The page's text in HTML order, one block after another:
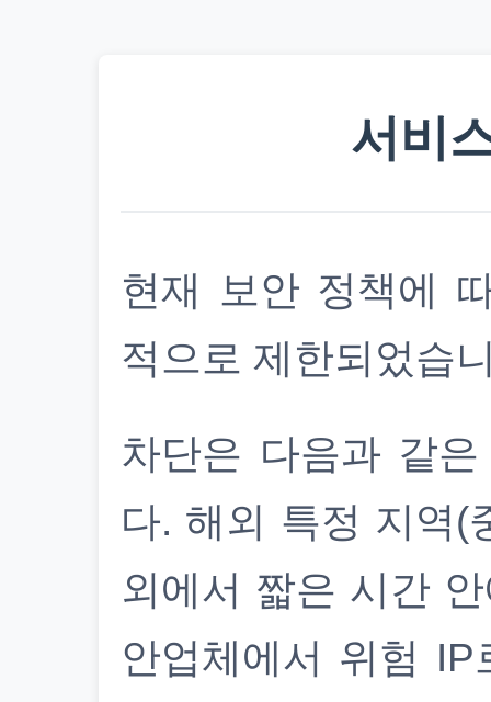
서비
현재 보안 정책에
적으로 제한되었습
차단은 다음과 같
다. 해외 특정 지역(
외에서 짧은 시간
안업체에서 위험